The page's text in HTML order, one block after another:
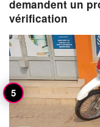
demandent un
vérification